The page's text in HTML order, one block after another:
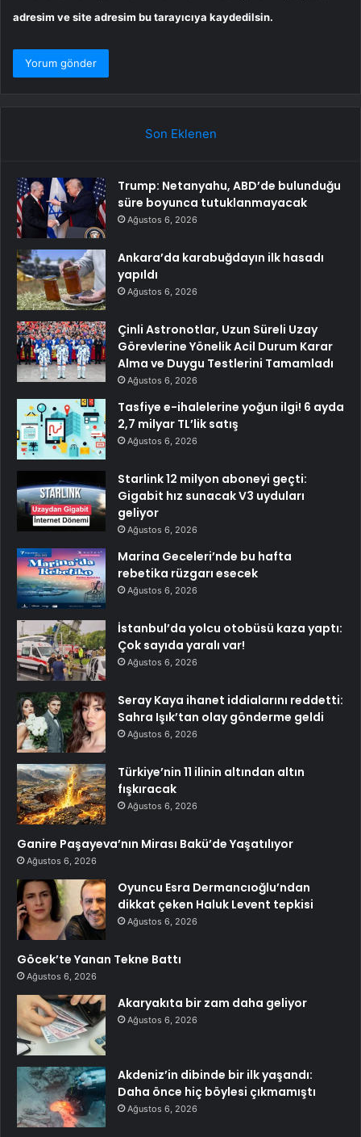
adresim ve site adresim bu tarayıcıya kaydedilsin.
Son Eklenen
Trump: Netanyahu, ABD’de bulunduğu
süre boyunca tutuklanmayacak
Ağustos 6, 2026
Ankara’da karabuğdayın ilk hasadı
yapıldı
Ağustos 6, 2026
Çinli Astronotlar, Uzun Süreli Uzay
Görevlerine Yönelik Acil Durum Karar
Alma ve Duygu Testlerini Tamamladı
Ağustos 6, 2026
Tasfiye e-ihalelerine yoğun ilgi! 6 ayda
2,7 milyar TL’lik satış
Ağustos 6, 2026
Starlink 12 milyon aboneyi geçti:
Gigabit hız sunacak V3 uyduları
geliyor
Ağustos 6, 2026
Marina Geceleri’nde bu hafta
rebetika rüzgarı esecek
Ağustos 6, 2026
İstanbul’da yolcu otobüsü kaza yaptı:
Çok sayıda yaralı var!
Ağustos 6, 2026
Seray Kaya ihanet iddialarını reddetti:
Sahra Işık’tan olay gönderme geldi
Ağustos 6, 2026
Türkiye’nin 11 ilinin altından altın
fışkıracak
Ağustos 6, 2026
Ganire Paşayeva’nın Mirası Bakü’de Yaşatılıyor
Ağustos 6, 2026
Oyuncu Esra Dermancıoğlu’ndan
dikkat çeken Haluk Levent tepkisi
Ağustos 6, 2026
Göcek’te Yanan Tekne Battı
Ağustos 6, 2026
Akaryakıta bir zam daha geliyor
Ağustos 6, 2026
Akdeniz’in dibinde bir ilk yaşandı:
Daha önce hiç böylesi çıkmamıştı
Ağustos 6, 2026